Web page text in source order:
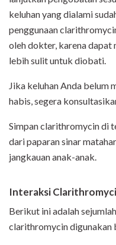
keluhan yang dialami
penggunaan
oleh dokter, karena
lebih sulit untuk diobati.
Jika keluhan Anda belum
habis, segera
Simpan clarithromycin di
dari paparan sinar
jangkauan anak-anak.
Interaksi
Berikut ini adalah
clarithromycin digunakan